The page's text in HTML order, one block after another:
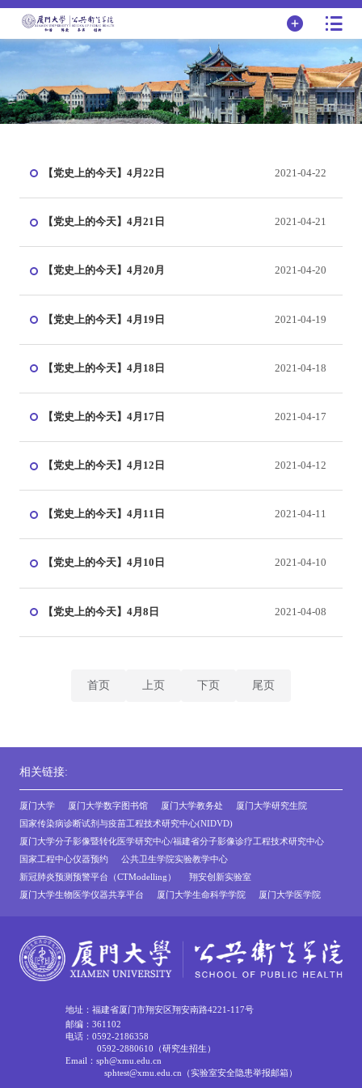
【党史上的今天】4月22日 2021-04-22
【党史上的今天】4月21日 2021-04-21
【党史上的今天】4月20月 2021-04-20
【党史上的今天】4月19日 2021-04-19
【党史上的今天】4月18日 2021-04-18
【党史上的今天】4月17日 2021-04-17
【党史上的今天】4月12日 2021-04-12
【党史上的今天】4月11日 2021-04-11
【党史上的今天】4月10日 2021-04-10
【党史上的今天】4月8日 2021-04-08
首页 上页 下页 尾页
相关链接:
厦门大学 厦门大学数字图书馆 厦门大学教务处
厦门大学研究生院
国家传染病诊断试剂与疫苗工程技术研究中心(NIDVD)
厦门大学分子影像暨转化医学研究中心/福建省分子影像诊疗工程技术研究中心
国家工程中心仪器预约
公共卫生学院实验教学中心
新冠肺炎预测预警平台（CTModelling）
翔安创新实验室
厦门大学生物医学仪器共享平台
厦门大学生命科学学院 厦门大学医学院
地址：福建省厦门市翔安区翔安南路4221-117号
邮编：361102
电话：0592-2186358
0592-2880610（研究生招生）
Email：sph@xmu.edu.cn
sphtest@xmu.edu.cn（实验室安全隐患举报邮箱）